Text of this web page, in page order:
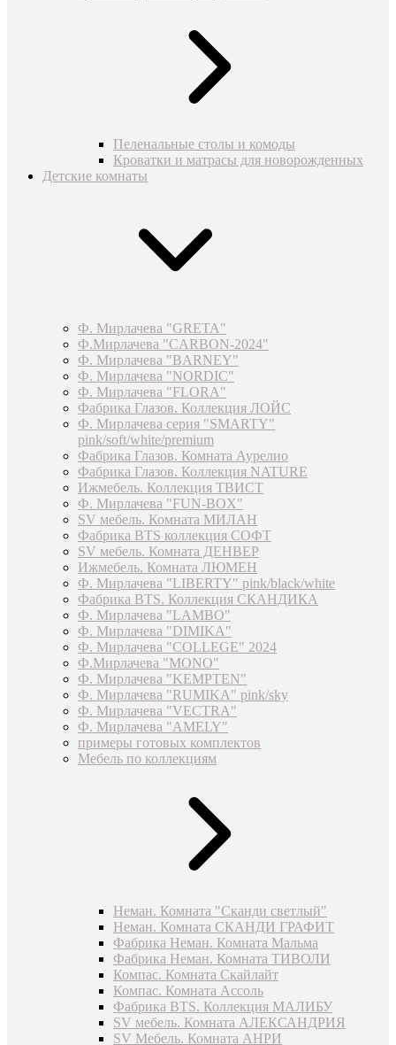
Пеленальные столы и комоды
Кроватки и матрасы для новорожденных
Детские комнаты
Ф. Мирлачева "GRETA"
Ф.Мирлачева "CARBON-2024"
Ф. Мирлачева "BARNEY"
Ф. Мирлачева "NORDIC"
Ф. Мирлачева "FLORA"
Фабрика Глазов. Коллекция ЛОЙС
Ф. Мирлачева серия "SMARTY"
pink/soft/white/premium
Фабрика Глазов. Комната Аурелио
Фабрика Глазов. Коллекция NATURE
Ижмебель. Коллекция ТВИСТ
Ф. Мирлачева "FUN-BOX"
SV мебель. Комната МИЛАН
Фабрика BTS коллекция СОФТ
SV мебель. Комната ДЕНВЕР
Ижмебель. Комната ЛЮМЕН
Ф. Мирлачева "LIBERTY" pink/black/white
Фабрика BTS. Коллекция СКАНДИКА
Ф. Мирлачева "LAMBO"
Ф. Мирлачева "DIMIKA"
Ф. Мирлачева "COLLEGE" 2024
Ф.Мирлачева "MONO"
Ф. Мирлачева "KEMPTEN"
Ф. Мирлачева "RUMIKA" pink/sky
Ф. Мирлачева "VECTRA"
Ф. Мирлачева "AMELY"
примеры готовых комплектов
Мебель по коллекциям
Неман. Комната "Сканди светлый"
Неман. Комната СКАНДИ ГРАФИТ
Фабрика Неман. Комната Мальма
Фабрика Неман. Комната ТИВОЛИ
Компас. Комната Скайлайт
Компас. Комната Ассоль
Фабрика BTS. Коллекция МАЛИБУ
SV мебель. Комната АЛЕКСАНДРИЯ
SV Мебель. Комната АНРИ